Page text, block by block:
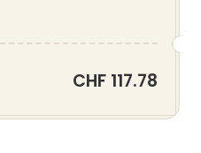
CHF 117.78